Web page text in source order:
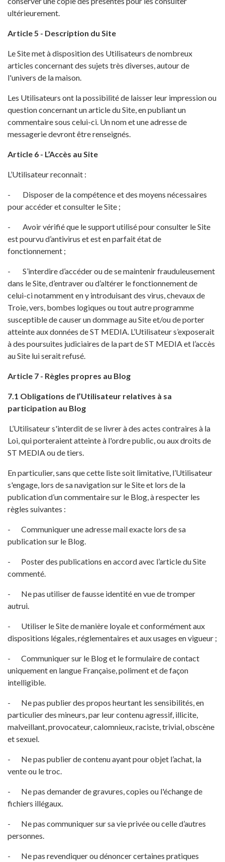
ultérieurement.
Article 5 - Description du Site
Le Site met à disposition des Utilisateurs de nombreux
articles concernant des sujets très diverses, autour de
l'univers de la maison.
Les Utilisateurs ont la possibilité de laisser leur impression ou
question concernant un article du Site, en publiant un
commentaire sous celui-ci. Un nom et une adresse de
messagerie devront être renseignés.
Article 6 - L’Accès au Site
L’Utilisateur reconnait :
- Disposer de la compétence et des moyens nécessaires
pour accéder et consulter le Site ;
- Avoir vérifié que le support utilisé pour consulter le Site
est pourvu d’antivirus et est en parfait état de
fonctionnement ;
- S’interdire d’accéder ou de se maintenir frauduleusement
dans le Site, d’entraver ou d’altérer le fonctionnement de
celui-ci notamment en y introduisant des virus, chevaux de
Troie, vers, bombes logiques ou tout autre programme
susceptible de causer un dommage au Site et/ou de porter
atteinte aux données de ST MEDIA. L’Utilisateur s’exposerait
à des poursuites judiciaires de la part de ST MEDIA et l’accès
au Site lui serait refusé.
Article 7 - Règles propres au Blog
7.1 Obligations de l’Utilisateur relatives à sa
participation au Blog
L’Utilisateur s'interdit de se livrer à des actes contraires à la
Loi, qui porteraient atteinte à l'ordre public, ou aux droits de
ST MEDIA ou de tiers.
En particulier, sans que cette liste soit limitative, l’Utilisateur
s'engage, lors de sa navigation sur le Site et lors de la
publication d’un commentaire sur le Blog, à respecter les
règles suivantes :
- Communiquer une adresse mail exacte lors de sa
publication sur le Blog.
- Poster des publications en accord avec l’article du Site
commenté.
- Ne pas utiliser de fausse identité en vue de tromper
autrui.
- Utiliser le Site de manière loyale et conformément aux
dispositions légales, réglementaires et aux usages en vigueur ;
- Communiquer sur le Blog et le formulaire de contact
uniquement en langue Française, poliment et de façon
intelligible.
- Ne pas publier des propos heurtant les sensibilités, en
particulier des mineurs, par leur contenu agressif, illicite,
malveillant, provocateur, calomnieux, raciste, trivial, obscène
et sexuel.
- Ne pas publier de contenu ayant pour objet l’achat, la
vente ou le troc.
- Ne pas demander de gravures, copies ou l'échange de
fichiers illégaux.
- Ne pas communiquer sur sa vie privée ou celle d’autres
personnes.
- Ne pas revendiquer ou dénoncer certaines pratiques